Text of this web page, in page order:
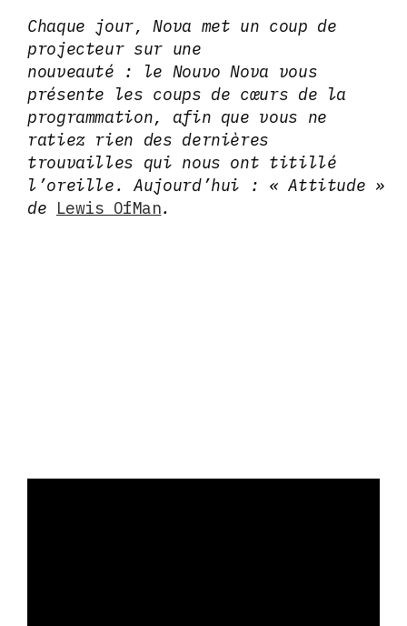
Chaque jour, Nova met un coup de
projecteur sur une
nouveauté : le Nouvo Nova vous
présente les coups de cœurs de la
programmation, afin que vous ne
ratiez rien des dernières
trouvailles qui nous ont titillé
l’oreille. Aujourd’hui : « Attitude »
de Lewis OfMan.